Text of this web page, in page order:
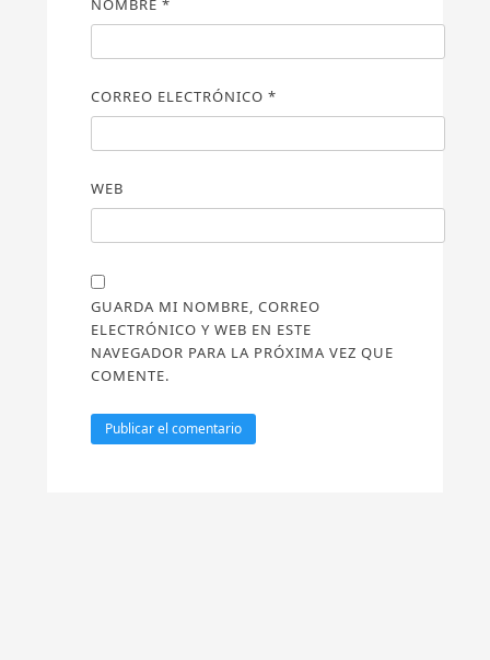
NOMBRE *
CORREO ELECTRÓNICO *
WEB
GUARDA MI NOMBRE, CORREO
ELECTRÓNICO Y WEB EN ESTE
NAVEGADOR PARA LA PRÓXIMA VEZ QUE
COMENTE.